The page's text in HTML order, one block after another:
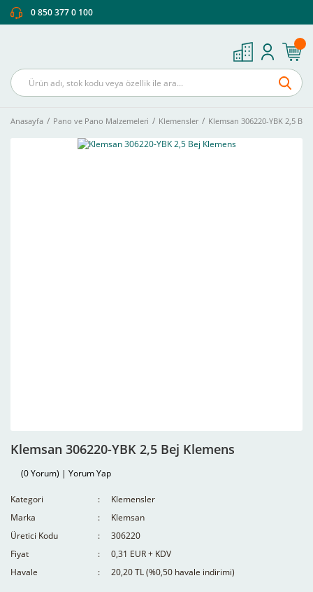
0 850 377 0 100
Anasayfa Pano ve Pano Malzemeleri Klemensler Klemsan 306220-YBK 2,5 Bej
Klemsan 306220-YBK 2,5 Bej Klemens
(0 Yorum) | Yorum Yap
Kategori
Klemensler
Marka
Klemsan
Üretici Kodu
306220
Fiyat
0,31 EUR + KDV
Havale
20,20 TL (%0,50 havale indirimi)